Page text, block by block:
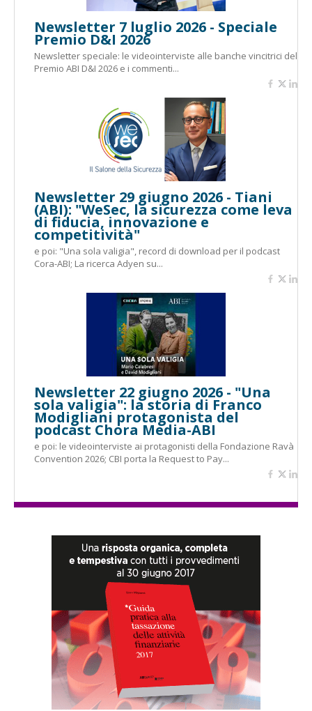
Newsletter 7 luglio 2026 - Speciale
Premio D&I 2026
Newsletter speciale: le videointerviste alle banche vincitrici del
Premio ABI D&I 2026 e i commenti...
Newsletter 29 giugno 2026 - Tiani
(ABI): "WeSec, la sicurezza come leva
di fiducia, innovazione e
competitività"
e poi: "Una sola valigia", record di download per il podcast
Cora-ABI; La ricerca Adyen su...
Newsletter 22 giugno 2026 - "Una
sola valigia": la storia di Franco
Modigliani protagonista del
podcast Chora Media-ABI
e poi: le videointerviste ai protagonisti della Fondazione Ravà
Convention 2026; CBI porta la Request to Pay...